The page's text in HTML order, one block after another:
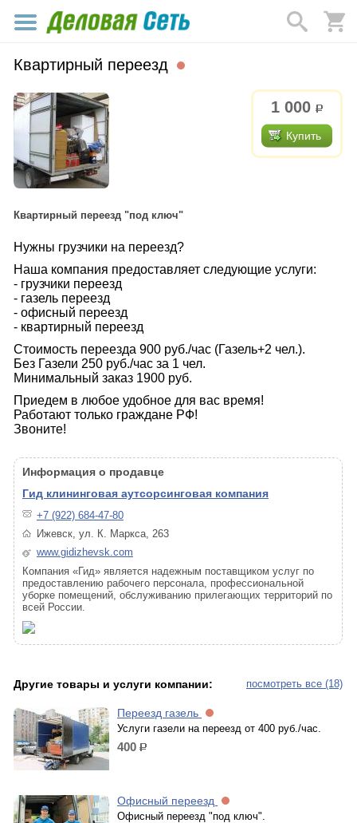
Квартирный переезд
1 000 р.
Купить
Квартирный переезд "под ключ"
Нужны грузчики на переезд?
Наша компания предоставляет следующие услуги:
- грузчики переезд
- газель переезд
- офисный переезд
- квартирный переезд
Стоимость переезда 900 руб./час (Газель+2 чел.).
Без Газели 250 руб./час за 1 чел.
Минимальный заказ 1900 руб.
Приедем в любое удобное для вас время!
Работают только граждане РФ!
Звоните!
Информация о продавце
Гид клининговая аутсорсинговая компания
+7 (922) 684-47-80
Ижевск, ул. К. Маркса, 263
www.gidizhevsk.com
Компания «Гид» является надежным поставщиком услуг по
предоставлению рабочего персонала, профессиональной
уборке помещений, обслуживанию прилегающих территорий по
всей России.
посмотреть все (18)
Другие товары и услуги компании:
Переезд газель
Услуги газели на переезд от 400 руб./час.
400 р.
Офисный переезд
Офисный переезд "под ключ".